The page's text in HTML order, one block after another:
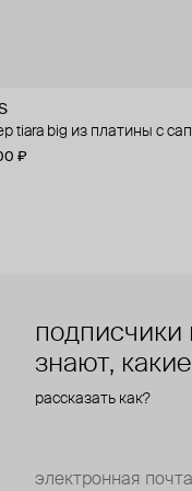
tiara big из платины с
₽
малый топ для
с фианитами
подписчики
знают,
рассказать как?